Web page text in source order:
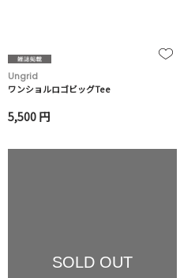
Ungrid
ワンショルロゴビッグTee
5,500 円
SOLD OUT